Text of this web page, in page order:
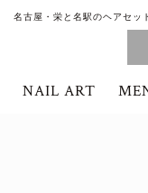
名古屋・栄と名駅のヘアセ
NAIL ART